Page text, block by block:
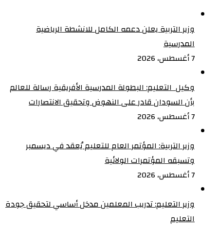
وزير التربية يعلن دعمه الكامل للانشطة الرياضية
المدرسية
7 أغسطس، 2026
وكيل التعليم: البطولة المدرسية الأفريقية رسالة للعالم
بأن السودان قادر على النهوض وتحقيق الانتصارات
7 أغسطس، 2026
وزير التربية: المؤتمر العام للتعليم يُعقد في ديسمبر
وتسبقه المؤتمرات الولائية
7 أغسطس، 2026
وزير التعليم: تدريب المعلمين مدخل أساسي لتحقيق جودة
التعليم